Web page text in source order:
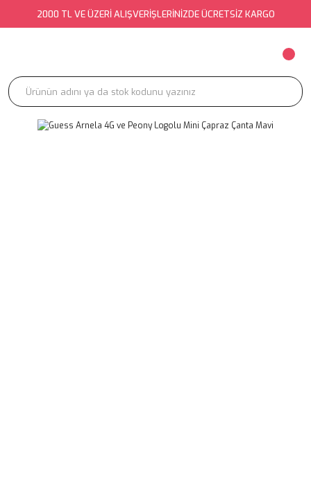
2000 TL VE ÜZERİ ALIŞVERİŞLERİNİZDE ÜCRETSİZ KARGO